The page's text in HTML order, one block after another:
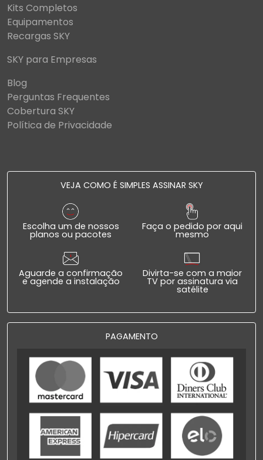
Kits Completos
Equipamentos
Recargas SKY
SKY para Empresas
Blog
Perguntas Frequentes
Cobertura SKY
Política de Privacidade
VEJA COMO É SIMPLES ASSINAR SKY
Escolha um de nossos
planos ou pacotes
Faça o pedido por aqui
mesmo
Aguarde a confirmação
e agende a instalação
Divirta-se com a maior
TV por assinatura via
satélite
PAGAMENTO